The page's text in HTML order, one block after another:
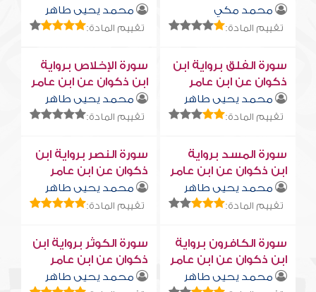
محمد مكي
تقييم المادة:
محمد يحيى طاهر
تقييم المادة:
سورة الفلق برواية ابن
ذكوان عن ابن عامر
محمد يحيى طاهر
تقييم المادة:
سورة الإخلاص برواية
ابن ذكوان عن ابن عامر
محمد يحيى طاهر
تقييم المادة:
سورة المسد برواية
ابن ذكوان عن ابن عامر
محمد يحيى طاهر
تقييم المادة:
سورة النصر برواية ابن
ذكوان عن ابن عامر
محمد يحيى طاهر
تقييم المادة:
سورة الكافرون برواية
ابن ذكوان عن ابن عامر
محمد يحيى طاهر
سورة الكوثر برواية ابن
ذكوان عن ابن عامر
محمد يحيى طاهر